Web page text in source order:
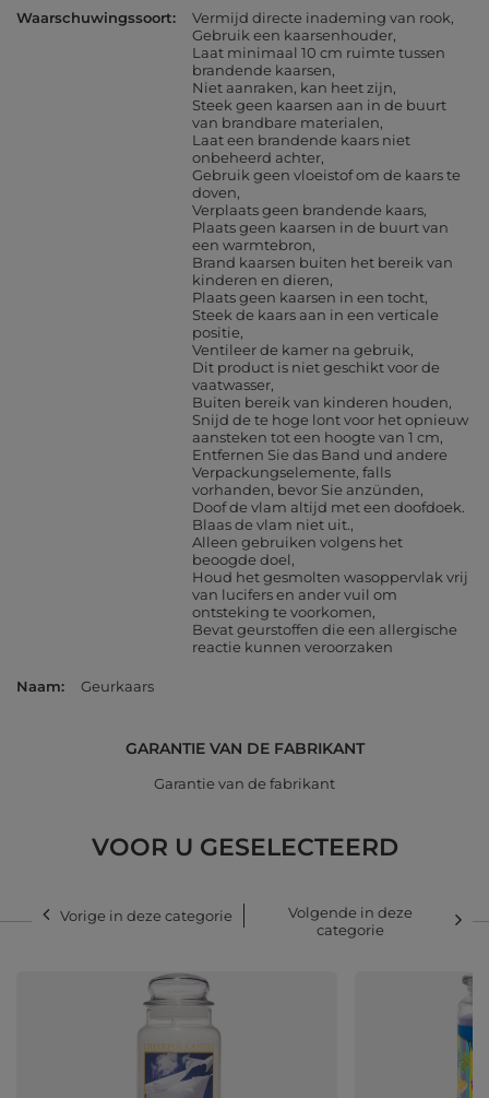
Waarschuwingssoort
Vermijd directe inademing van rook
Gebruik een kaarsenhouder
Laat minimaal 10 cm ruimte tussen
brandende kaarsen
Niet aanraken, kan heet zijn
Steek geen kaarsen aan in de buurt
van brandbare materialen
Laat een brandende kaars niet
onbeheerd achter
Gebruik geen vloeistof om de kaars te
doven
Verplaats geen brandende kaars
Plaats geen kaarsen in de buurt van
een warmtebron
Brand kaarsen buiten het bereik van
kinderen en dieren
Plaats geen kaarsen in een tocht
Steek de kaars aan in een verticale
positie
Ventileer de kamer na gebruik
Dit product is niet geschikt voor de
vaatwasser
Buiten bereik van kinderen houden
Snijd de te hoge lont voor het opnieuw
aansteken tot een hoogte van 1 cm
Entfernen Sie das Band und andere
Verpackungselemente, falls
vorhanden, bevor Sie anzünden
Doof de vlam altijd met een doofdoek.
Blaas de vlam niet uit.
Alleen gebruiken volgens het
beoogde doel
Houd het gesmolten wasoppervlak vrij
van lucifers en ander vuil om
ontsteking te voorkomen
Bevat geurstoffen die een allergische
reactie kunnen veroorzaken
Naam Geurkaars
GARANTIE VAN DE FABRIKANT
Garantie van de fabrikant
VOOR U GESELECTEERD
Vorige in deze categorie
Volgende in deze
categorie